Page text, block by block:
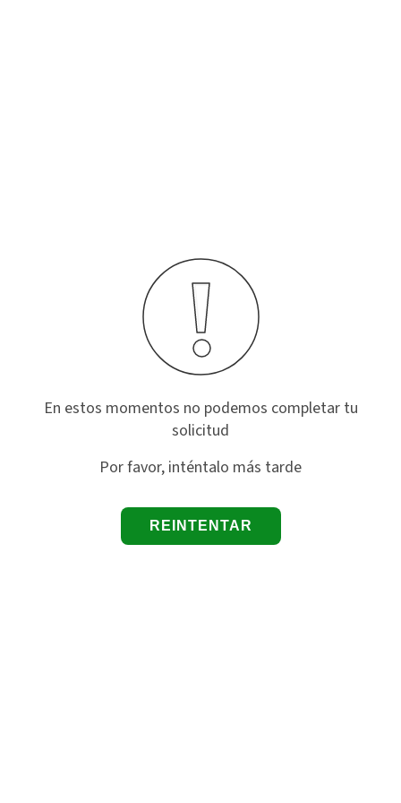
En estos momentos no podemos completar tu
solicitud
Por favor, inténtalo más tarde
REINTENTAR